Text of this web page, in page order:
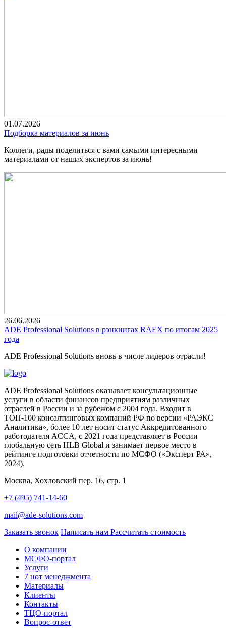
01.07.2026
Подборка материалов за июнь
Коллеги, рады поделиться с вами самыми интересными
материалами от наших экспертов за июнь!
26.06.2026
ADE Professional Solutions в рэнкингах RAEX по итогам 2025
года
ADE Professional Solutions вновь в числе лидеров отрасли!
ADE Professional Solutions оказывает консультационные
услуги в области финансов предприятиям различных
отраслей в России и за рубежом с 2004 года. Входит в
ТОП-100 консалтинговых компаний РФ по версии «РАЭКС
Аналитика», более 10 лет носит статус Аккредитованного
работодателя ACCA, с 2021 года представляет в России
глобальную сеть HLB Global и занимает первое место в
рейтинге подготовки отчетности по МСФО («Эксперт РА»,
2024).
Москва, Хохловский пер. 16, стр. 1
+7 (495) 741-14-60
mail@ade-solutions.com
Заказать звонок Написать нам Рассчитать стоимость
О компании
МСФО-портал
Услуги
7 нот менеджмента
Материалы
Клиенты
Контакты
ТЦО-портал
Вопрос-ответ